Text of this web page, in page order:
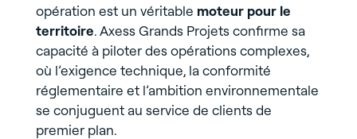
opération est un véritable moteur pour le
territoire. Axess Grands Projets confirme sa
capacité à piloter des opérations complexes,
où l’exigence technique, la conformité
réglementaire et l’ambition environnementale
se conjuguent au service de clients de
premier plan.